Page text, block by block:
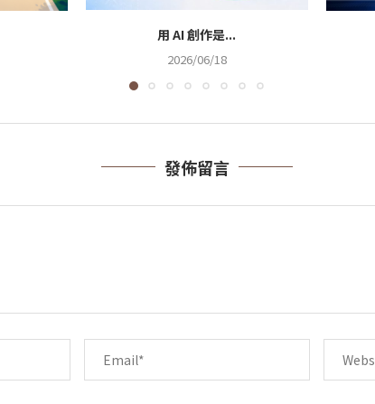
用 AI 創作是...
2026/06/18
發佈留言